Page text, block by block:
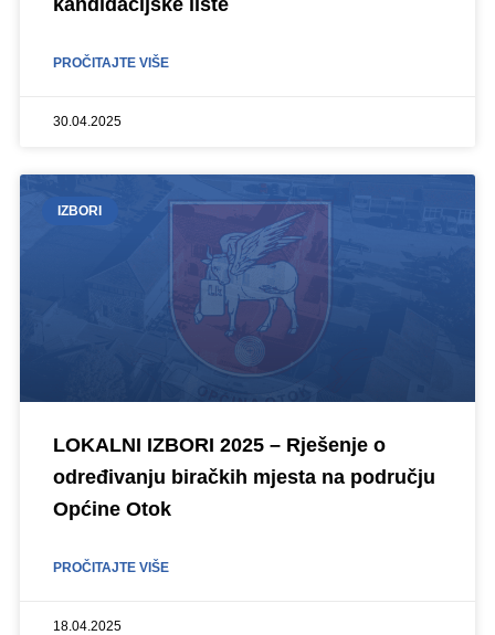
PROČITAJTE VIŠE
30.04.2025
IZBORI
LOKALNI IZBORI 2025 – Rješenje o
određivanju biračkih mjesta na području
Općine Otok
PROČITAJTE VIŠE
18.04.2025